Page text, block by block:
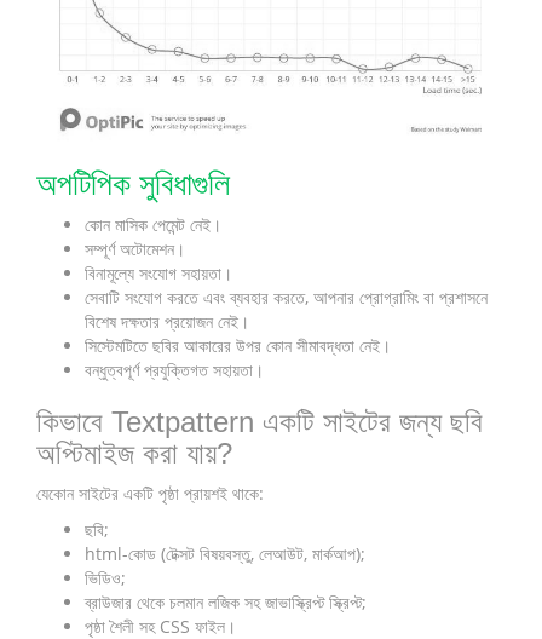
অপটিপিক সুবিধাগুলি
কোন মাসিক পেমেন্ট নেই।
সম্পূর্ণ অটোমেশন।
বিনামূল্যে সংযোগ সহায়তা।
সেবাটি সংযোগ করতে এবং ব্যবহার করতে, আপনার প্রোগ্রামিং বা প্রশাসনে
বিশেষ দক্ষতার প্রয়োজন নেই।
সিস্টেমটিতে ছবির আকারের উপর কোন সীমাবদ্ধতা নেই।
বন্ধুত্বপূর্ণ প্রযুক্তিগত সহায়তা।
কিভাবে Textpattern একটি সাইটের জন্য ছবি
অপ্টিমাইজ করা যায়?
যেকোন সাইটের একটি পৃষ্ঠা প্রায়শই থাকে:
ছবি;
html-কোড (টেক্সট বিষয়বস্তু, লেআউট, মার্কআপ);
ভিডিও;
ব্রাউজার থেকে চলমান লজিক সহ জাভাস্ক্রিপ্ট স্ক্রিপ্ট;
পৃষ্ঠা শৈলী সহ CSS ফাইল।